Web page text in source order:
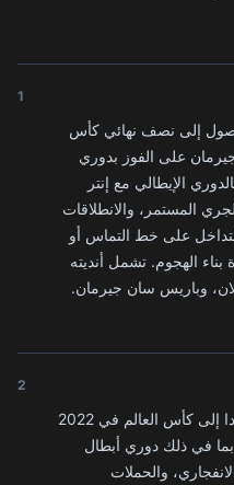
1
إلى نصف نهائي كأس
جيرمان على الفوز بدوري
سابقا بالدوري الإيطالي مع إنتر
المستمر، والانطلاقات
على خط التماس أو
الهجوم. تشمل أنديته
وباريس سان جيرمان.
2
كان ألفونسو ديفيز محوريا في عودة كندا إلى كأس العالم في 2022
بما في ذلك دوري أبطال
20. التسارع الانفجاري، والحملات